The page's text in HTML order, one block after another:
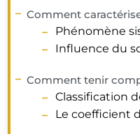
Comment
Phénomène
Influence du
Comment tenir
Classification
Le coefficient